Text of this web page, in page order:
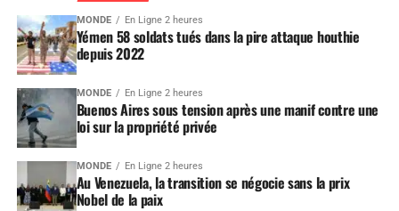
MONDE En Ligne 2 heures
Yémen 58 soldats tués dans la pire attaque houthie
depuis 2022
MONDE En Ligne 2 heures
Buenos Aires sous tension après une manif contre une
loi sur la propriété privée
MONDE En Ligne 2 heures
Au Venezuela, la transition se négocie sans la prix
Nobel de la paix